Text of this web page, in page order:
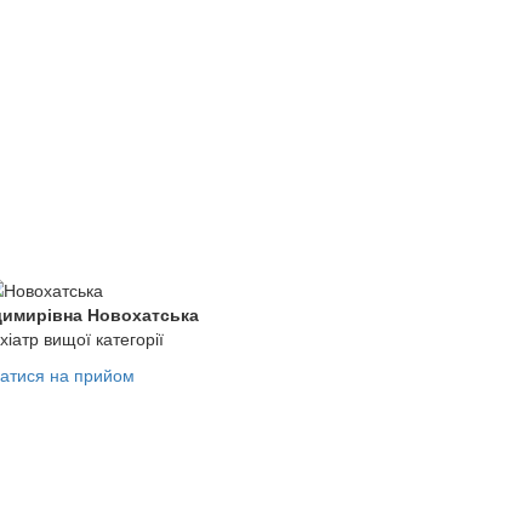
Новохатська
вищої категорії
на прийом